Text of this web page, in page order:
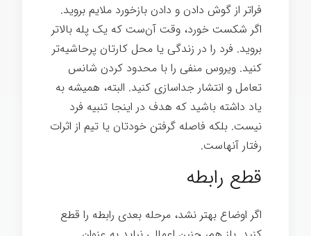
فراتر از گوش دادن و دادن بازخورد ملایم بروید.
اگر شکست خورد، وقت آن‌ست که یک پله بالاتر
بروید. فرد را در زندگی یا محل کارتان پرحاشیه‌تر
کنید. ویروس منفی را با محدود کردن شانس
تعامل و انتشار جداسازی کنید. البته، همیشه به
یاد داشته باشید که هدف در اینجا تنبیه فرد
نیست. بلکه فاصله گرفتن خودتان یا تیم از اثرات
رفتار آنهاست.
قطع رابطه
اگر اوضاع بهتر نشد، مرحله بعدی رابطه را قطع